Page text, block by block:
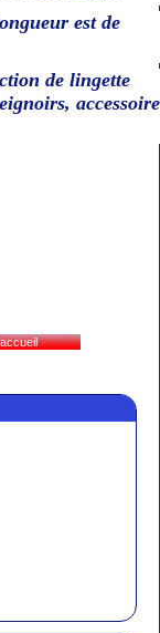
est de
de lingette